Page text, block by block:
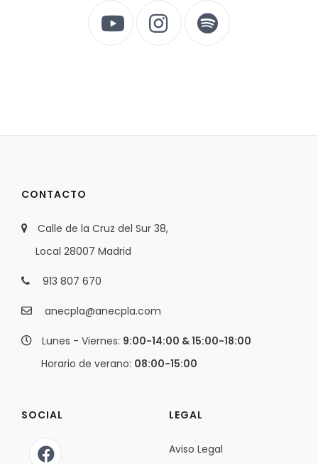
CONTACTO
Calle de la Cruz del Sur 38,
Local 28007 Madrid
913 807 670
anecpla@anecpla.com
Lunes - Viernes: 9:00-14:00 & 15:00-18:00
Horario de verano: 08:00-15:00
SOCIAL LEGAL
Aviso Legal